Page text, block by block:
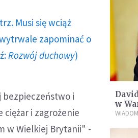
Musi się wciąż
zapominać o
Rozwój duchowy)
bezpieczeństwo i
ciężar i zagrożenie
w Wielkiej Brytanii" -
w